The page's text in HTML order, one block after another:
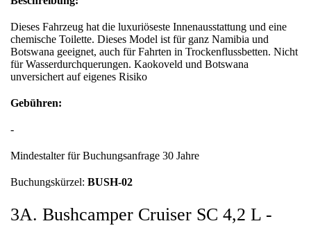
Dieses Fahrzeug hat die luxuriöseste Innenausstattung und eine
chemische Toilette. Dieses Model ist für ganz Namibia und
Botswana geeignet, auch für Fahrten in Trockenflussbetten. Nicht
für Wasserdurchquerungen. Kaokoveld und Botswana
unversichert auf eigenes Risiko
Gebühren:
-
Mindestalter für Buchungsanfrage 30 Jahre
Buchungskürzel: BUSH-02
3A. Bushcamper Cruiser SC 4,2 L -